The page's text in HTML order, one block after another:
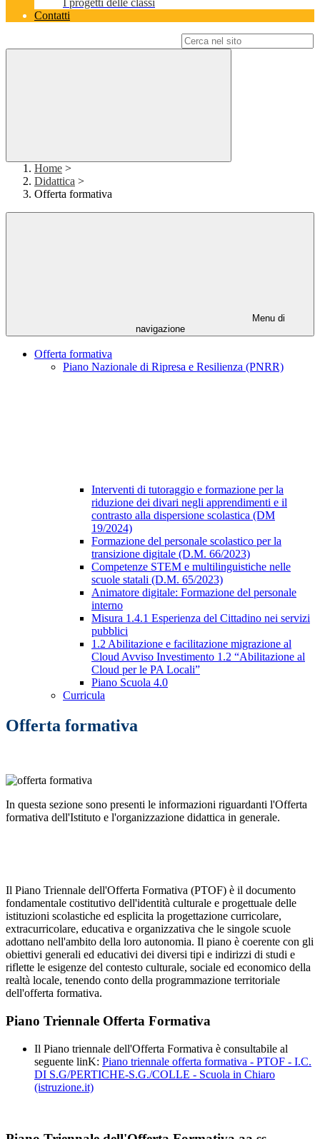
I progetti delle classi
Contatti
Home >
Didattica >
Offerta formativa
Menu di
navigazione
Offerta formativa
Piano Nazionale di Ripresa e Resilienza (PNRR)
Interventi di tutoraggio e formazione per la
riduzione dei divari negli apprendimenti e il
contrasto alla dispersione scolastica (DM
19/2024)
Formazione del personale scolastico per la
transizione digitale (D.M. 66/2023)
Competenze STEM e multilinguistiche nelle
scuole statali (D.M. 65/2023)
Animatore digitale: Formazione del personale
interno
Misura 1.4.1 Esperienza del Cittadino nei servizi
pubblici
1.2 Abilitazione e facilitazione migrazione al
Cloud Avviso Investimento 1.2 “Abilitazione al
Cloud per le PA Locali”
Piano Scuola 4.0
Curricula
Offerta formativa
In questa sezione sono presenti le informazioni riguardanti l'Offerta
formativa dell'Istituto e l'organizzazione didattica in generale.
Il Piano Triennale dell'Offerta Formativa (PTOF) è il documento
fondamentale costitutivo dell'identità culturale e progettuale delle
istituzioni scolastiche ed esplicita la progettazione curricolare,
extracurricolare, educativa e organizzativa che le singole scuole
adottano nell'ambito della loro autonomia. Il piano è coerente con gli
obiettivi generali ed educativi dei diversi tipi e indirizzi di studi e
riflette le esigenze del contesto culturale, sociale ed economico della
realtà locale, tenendo conto della programmazione territoriale
dell'offerta formativa.
Piano Triennale Offerta Formativa
Il Piano triennale dell'Offerta Formativa è consultabile al
seguente linK: Piano triennale offerta formativa - PTOF - I.C.
DI S.G/PERTICHE-S.G./COLLE - Scuola in Chiaro
(istruzione.it)